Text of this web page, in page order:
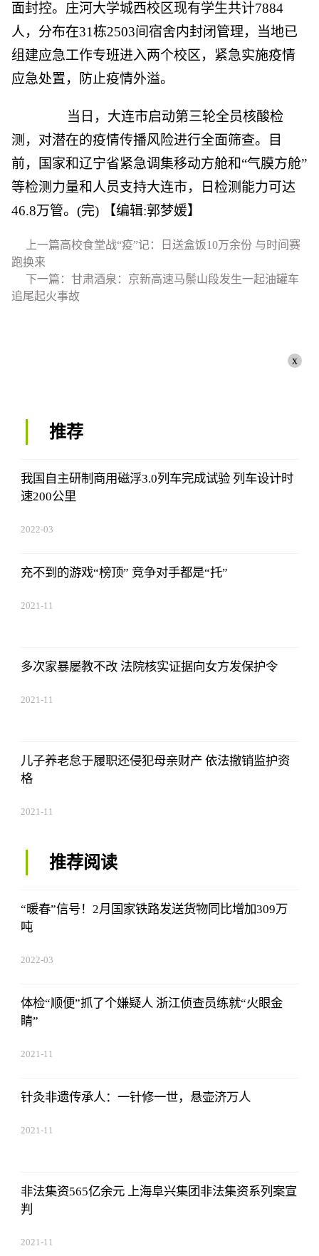
面封控。庄河大学城西校区现有学生共计7884
人，分布在31栋2503间宿舍内封闭管理，当地已
组建应急工作专班进入两个校区，紧急实施疫情
应急处置，防止疫情外溢。
当日，大连市启动第三轮全员核酸检
测，对潜在的疫情传播风险进行全面筛查。目
前，国家和辽宁省紧急调集移动方舱和“气膜方舱”
等检测力量和人员支持大连市，日检测能力可达
46.8万管。(完)
【编辑:郭梦媛】
上一篇高校食堂战“疫”记：日送盒饭10万余份 与时间赛
跑换来
下一篇：甘肃酒泉：京新高速马鬃山段发生一起油罐车
追尾起火事故
x
推荐
我国自主研制商用磁浮3.0列车完成试验 列车设计时
速200公里
2022-03
充不到的游戏“榜顶” 竞争对手都是“托”
2021-11
多次家暴屡教不改 法院核实证据向女方发保护令
2021-11
儿子养老怠于履职还侵犯母亲财产 依法撤销监护资
格
2021-11
推荐阅读
“暖春”信号！2月国家铁路发送货物同比增加309万
吨
2022-03
体检“顺便”抓了个嫌疑人 浙江侦查员练就“火眼金
睛”
2021-11
针灸非遗传承人：一针修一世，悬壶济万人
2021-11
非法集资565亿余元 上海阜兴集团非法集资系列案宣
判
2021-11